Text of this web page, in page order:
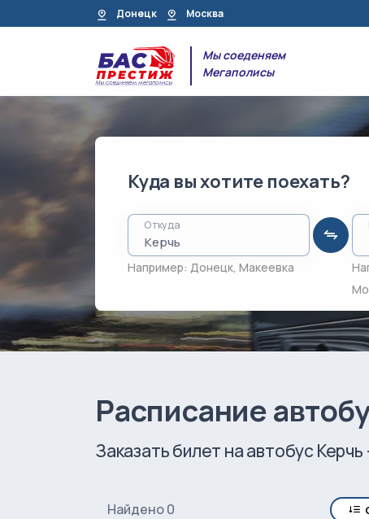
Донецк Москва
Мы соеденяем
Мегаполисы
Куда вы хотите поехать?
Откуда
Например: Донецк, Макеевка
Расписание
Заказать билет на автобус
Найдено 0